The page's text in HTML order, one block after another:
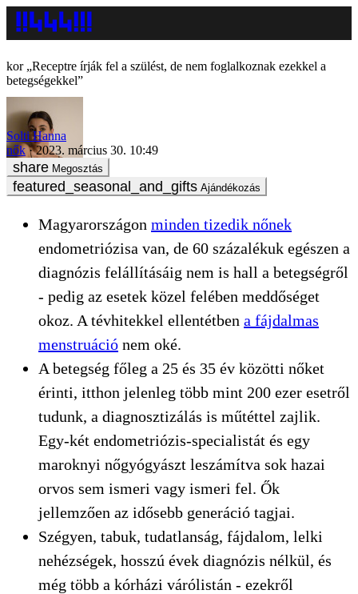
„Receptre írják fel a szülést, de nem foglalkoznak ezekkel a
betegségekkel”
Solti Hanna
nők
2023. március 30. 10:49
Megosztás
Ajándékozás
Magyarországon minden tizedik nőnek
endometriózisa van, de 60 százalékuk egészen a
diagnózis felállításáig nem is hall a betegségről
- pedig az esetek közel felében meddőséget
okoz. A tévhitekkel ellentétben a fájdalmas
menstruáció nem oké.
A betegség főleg a 25 és 35 év közötti nőket
érinti, itthon jelenleg több mint 200 ezer esetről
tudunk, a diagnosztizálás is műtéttel zajlik.
Egy-két endometriózis-specialistát és egy
maroknyi nőgyógyászt leszámítva sok hazai
orvos sem ismeri vagy ismeri fel. Ők
jellemzően az idősebb generáció tagjai.
Szégyen, tabuk, tudatlanság, fájdalom, lelki
nehézségek, hosszú évek diagnózis nélkül, és
még több a kórházi várólistán - ezekről